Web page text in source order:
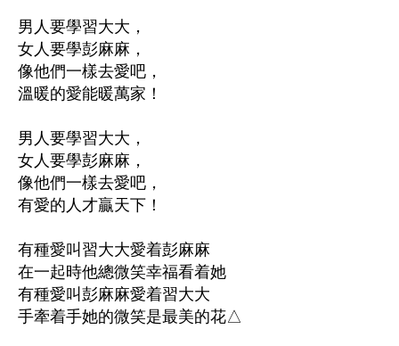
男人要學習大大，
女人要學彭麻麻，
像他們一樣去愛吧，
溫暖的愛能暖萬家！
男人要學習大大，
女人要學彭麻麻，
像他們一樣去愛吧，
有愛的人才贏天下！
有種愛叫習大大愛着彭麻麻
在一起時他總微笑幸福看着她
有種愛叫彭麻麻愛着習大大
手牽着手她的微笑是最美的花△